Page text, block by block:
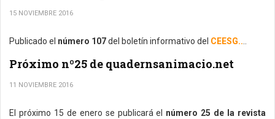
15 NOVIEMBRE 2016
Publicado el número 107del boletín informativo del CEESG..
Próximo nº25 de quadernsanimacio.net
11 NOVIEMBRE 2016
El próximo 15 de enero se publicará el número 25 de la revista